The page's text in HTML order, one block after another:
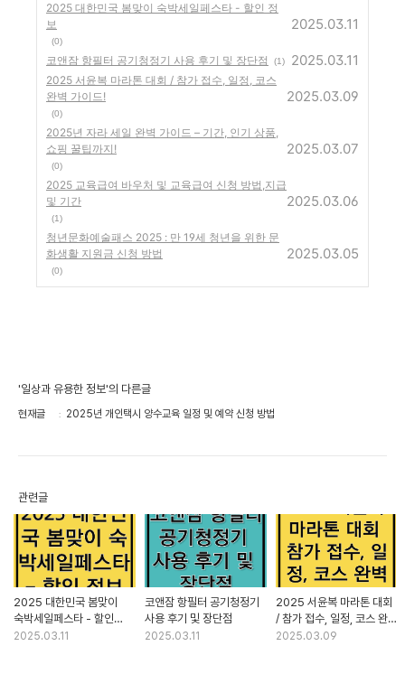
2025 대한민국 봄맞이 숙박세일페스타 - 할인 정
보
(0)
2025.03.11
코앤잠 항필터 공기청정기 사용 후기 및 장단점 (1) 2025.03.11
2025 서윤복 마라톤 대회 / 참가 접수, 일정, 코스
완벽 가이드!
(0)
2025.03.09
2025년 자라 세일 완벽 가이드 – 기간, 인기 상품,
쇼핑 꿀팁까지!
(0)
2025.03.07
2025 교육급여 바우처 및 교육급여 신청 방법,지급
및 기간
(1)
2025.03.06
청년문화예술패스 2025 : 만 19세 청년을 위한 문
화생활 지원금 신청 방법
(0)
2025.03.05
'일상과 유용한 정보'의 다른글
현재글 2025년 개인택시 양수교육 일정 및 예약 신청 방법
관련글
2025 대한민국 봄맞이
숙박세일페스타 - 할인
정보
2025.03.11
코앤잠 항필터 공기청정기
사용 후기 및 장단점
2025.03.11
2025 서윤복 마라톤 대회
/ 참가 접수, 일정, 코스 완벽
가이드!
2025.03.09